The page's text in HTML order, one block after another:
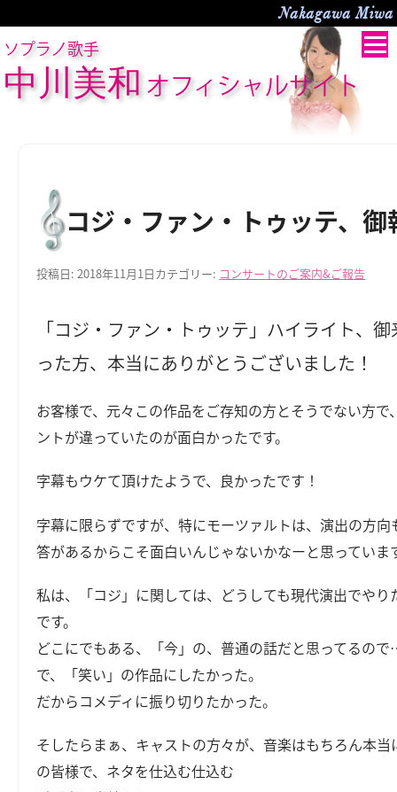
Nakagawa
ソプラノ歌手
中川美和 オフィシャルサイト
コジ・ファン・トゥッテ、御
投稿日:2018年11月1日カテゴリー: コンサートのご案内&ご報告
「コジ・ファン・トゥッテ」ハイライト、
った方、本当にありがとうございました！
お客様で、元々この作品をご存知の方とそうでない方で
ントが違っていたのが面白かったです。
字幕もウケて頂けたようで、良かったです！
字幕に限らずですが、特にモーツァルトは、演出の方向
答があるからこそ面白いんじゃないかなーと思っていま
私は、「コジ」に関しては、どうしても現代演出でやり
です。
どこにでもある、「今」の、普通の話だと思ってるの
で、「笑い」の作品にしたかった。
だからコメディに振り切りたかった。
そしたらまぁ、キャストの方々が、音楽はもちろん本当
の皆様で、ネタを仕込む仕込む